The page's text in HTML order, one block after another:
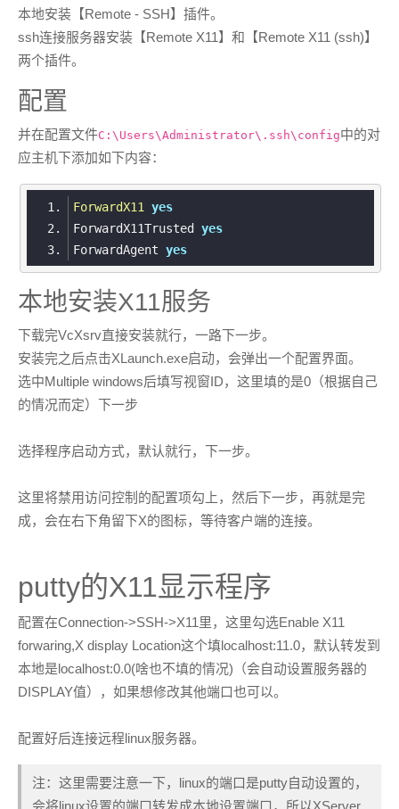
本地安装【Remote - SSH】插件。
ssh连接服务器安装【Remote X11】和【Remote X11 (ssh)】
两个插件。
配置
并在配置文件C:\Users\Administrator\.ssh\config中的对
应主机下添加如下内容：
ForwardX11
yes
ForwardX11Trusted yes
ForwardAgent yes
本地安装X11服务
下载完VcXsrv直接安装就行，一路下一步。
安装完之后点击XLaunch.exe启动，会弹出一个配置界面。
选中Multiple windows后填写视窗ID，这里填的是0（根据自己
的情况而定）下一步
选择程序启动方式，默认就行，下一步。
这里将禁用访问控制的配置项勾上，然后下一步，再就是完
成，会在右下角留下X的图标，等待客户端的连接。
putty的X11显示程序
配置在Connection->SSH->X11里，这里勾选Enable X11
forwaring,X display Location这个填localhost:11.0，默认转发到
本地是localhost:0.0(啥也不填的情况)（会自动设置服务器的
DISPLAY值），如果想修改其他端口也可以。
配置好后连接远程linux服务器。
注：这里需要注意一下，linux的端口是putty自动设置的，
会将linux设置的端口转发成本地设置端口，所以XServer